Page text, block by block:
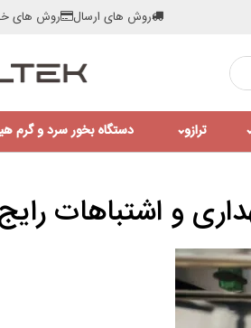
روش های ارسال روش های
ترازو دستگاه بخور سرد و گرم
و اشتباهات